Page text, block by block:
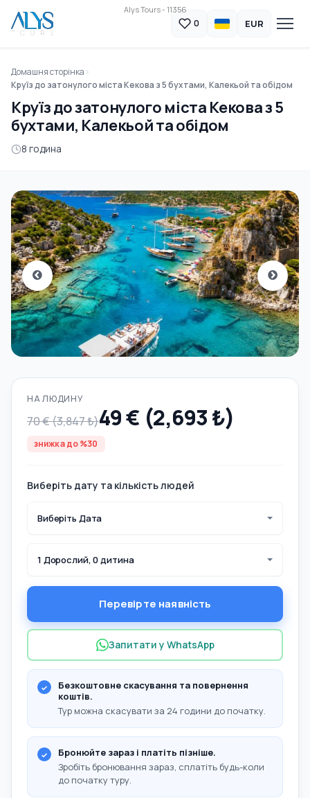
Alys Tours - 11356
0 EUR
Домашня сторінка
Круїз до затонулого міста Кекова з 5 бухтами, Калекьой та обідом
Круїз до затонулого міста Кекова з 5
бухтами, Калекьой та обідом
8 година
НА ЛЮДИНУ
70 € (3,847 ₺)49 € (2,693 ₺)
знижка до %30
Виберіть дату та кількість людей
Виберіть Дата
1 Дорослий, 0 дитина
Перевірте наявність
Запитати у WhatsApp
Безкоштовне скасування та повернення
коштів.
Тур можна скасувати за 24 години до початку.
Бронюйте зараз і платіть пізніше.
Зробіть бронювання зараз, сплатіть будь-коли
до початку туру.